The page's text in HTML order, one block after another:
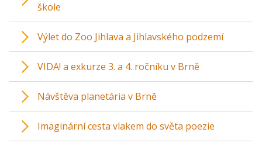
škole
Výlet do Zoo Jihlava a Jihlavského podzemí
VIDA! a exkurze 3. a 4. ročníku v Brně
Návštěva planetária v Brně
Imaginární cesta vlakem do světa poezie